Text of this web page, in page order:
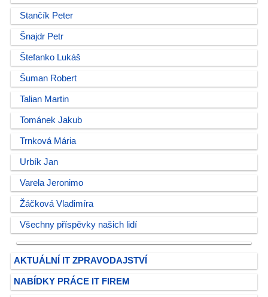
Stančík Peter
Šnajdr Petr
Štefanko Lukáš
Šuman Robert
Talian Martin
Tománek Jakub
Trnková Mária
Urbík Jan
Varela Jeronimo
Žáčková Vladimíra
Všechny příspěvky našich lidí
AKTUÁLNÍ IT ZPRAVODAJSTVÍ
NABÍDKY PRÁCE IT FIREM